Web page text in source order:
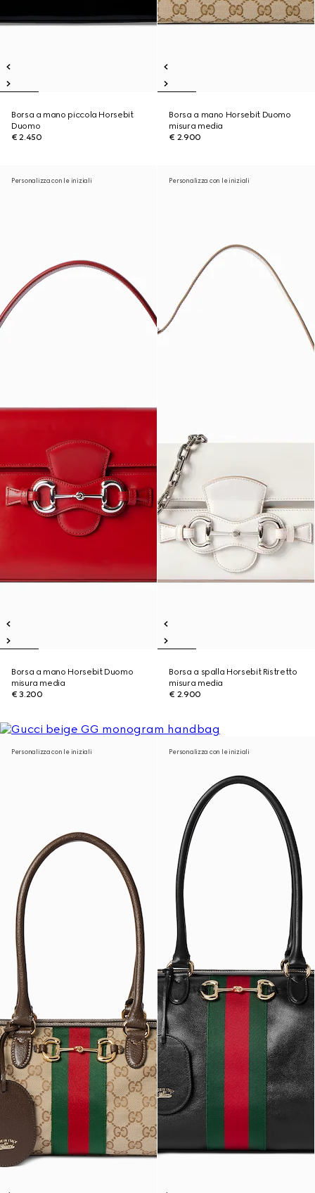
Borsa a mano piccola Horsebit
Duomo
€ 2.450
Borsa a mano Horsebit Duomo
misura media
€ 2.900
Personalizza con le iniziali
Borsa a mano Horsebit Duomo
misura media
€ 3.200
Personalizza con le iniziali
Borsa a spalla Horsebit Ristretto
misura media
€ 2.900
Personalizza con le iniziali Personalizza con le iniziali